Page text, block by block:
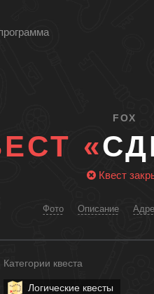
FOX
«
Квест
Фото Описание
Категории квеста
Логические квесты